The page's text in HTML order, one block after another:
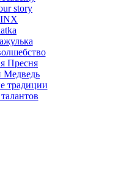
story
Пресня
традиции